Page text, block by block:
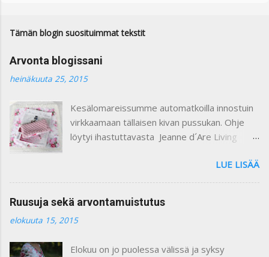
e
t
i
Tämän blogin suosituimmat tekstit
Arvonta blogissani
heinäkuuta 25, 2015
Kesälomareissumme automatkoilla innostuin
virkkaamaan tällaisen kivan pussukan. Ohje
löytyi ihastuttavasta Jeanne d´Are Living
lehtien sisustusjutut ovat todella ihastuttavia
ja niin kauniita. Lehdistä löytyy niin paljon
käyttäen keksiä oman kodin kaunistukseksi.
Paljon on tullutkin ostettua näitä lehtiä :) Yllä
virkkaamiseen. Vuoritin pussin kauniilla
LUE LISÄÄ
Ruusuja sekä arvontamuistutus
elokuuta 15, 2015
Elokuu on jo puolessa välissä ja syksy